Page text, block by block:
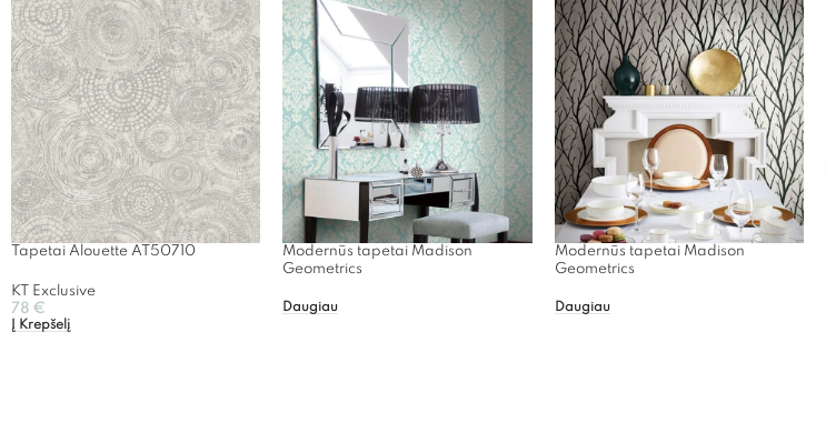
Tapetai Alouette AT50710
KT Exclusive
78 €
Į Krepšelį
Modernūs tapetai Madison
Geometrics
Daugiau
Modernūs tapetai Madison
Geometrics
Daugiau